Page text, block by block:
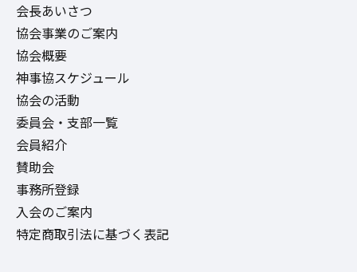
会長あいさつ
協会事業のご案内
協会概要
神事協スケジュール
協会の活動
委員会・支部一覧
会員紹介
賛助会
事務所登録
入会のご案内
特定商取引法に基づく表記